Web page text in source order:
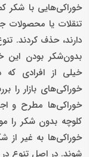
خوراکی‌هایی با شکر
تنقلات یا محصولات
دارند، حذف کردند.
بدون‌شکر بودن این
خیلی از افرادی که
خوراکی‌های بازار را
خوراکی‌ها مطرح و
کلوچه بدون شکر را
خوراکی‌ها به غیر از
شوند. در اصل تنوع